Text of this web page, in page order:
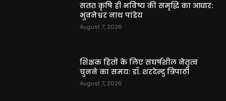
सतत कृषि ही भविष्य की समृद्धि का आधार:
भुवनेश्वर नाथ पांडेय
August 7, 2026
शिक्षक हितों के लिए संघर्षशील नेतृत्व
चुनने का समय: डॉ. शरदेन्दु त्रिपाठी
August 7, 2026